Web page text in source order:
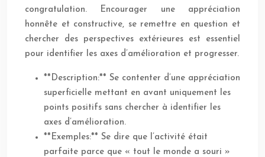
congratulation. Encourager une appréciation
honnête et constructive, se remettre en question et
chercher des perspectives extérieures est essentiel
pour identifier les axes d’amélioration et progresser.
**Description:** Se contenter d’une appréciation
superficielle mettant en avant uniquement les
points positifs sans chercher à identifier les
axes d’amélioration.
**Exemples:** Se dire que l’activité était
parfaite parce que « tout le monde a souri »